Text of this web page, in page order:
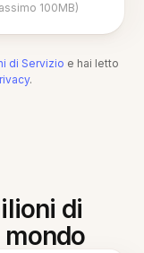
100MB)
di Servizio e hai letto
.
di